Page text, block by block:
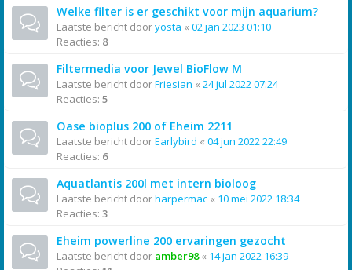
Welke filter is er geschikt voor mijn aquarium?
Laatste bericht dooryosta « 02 jan 2023 01:10
Reacties: 8
Filtermedia voor Jewel BioFlow M
Laatste bericht doorFriesian « 24 jul 2022 07:24
Reacties: 5
Oase bioplus 200 of Eheim 2211
Laatste bericht doorEarlybird « 04 jun 2022 22:49
Reacties: 6
Aquatlantis 200l met intern bioloog
Laatste bericht doorharpermac « 10 mei 2022 18:34
Reacties: 3
Eheim powerline 200 ervaringen gezocht
Laatste bericht door amber98« 14 jan 2022 16:39